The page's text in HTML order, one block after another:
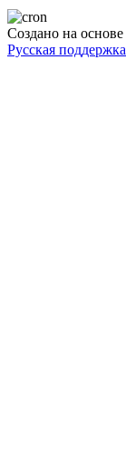
Создано на основе
Русская